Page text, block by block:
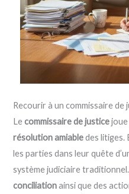
Recourir à un commissaire de
Lecommissaire de justicejoue
résolution amiabledes litiges.
les parties dans leur quête
système judiciaire
conciliationainsi que des